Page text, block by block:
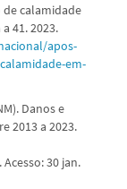
de calamidade
41. 2023.
apos-
em-
Danos e
2013 a 2023.
. Acesso: 30 jan.